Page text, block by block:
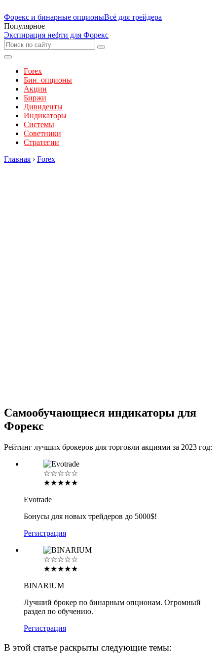
Форекс и бинарные опционыВсё для трейдера
Популярное
Экспирация нефти для Форекс
Forex
Бин. опционы
Акции
Биржи
Дивиденты
Индикаторы
Системы
Советники
Стратегии
Главная › Forex
Самообучающиеся индикаторы для
Форекс
Рейтинг лучших брокеров для торговли акциями за 2023 год:
☆☆☆☆☆
★★★★★
Evotrade
Бонусы для новых трейдеров до 5000$!
Регистрация
☆☆☆☆☆
★★★★★
BINARIUM
Лучший брокер по бинарным опционам. Огромный
раздел по обучению.
Регистрация
В этой статье раскрыты следующие темы: